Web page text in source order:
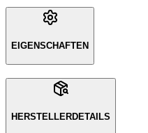
EIGENSCHAFTEN
HERSTELLERDETAILS